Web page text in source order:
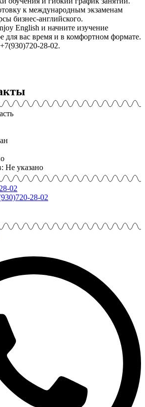
к международным экзаменам
бизнес-английского.
English и начните изучение
для вас время и в комфортном формате.
28-02.
Не указано
02
28-02